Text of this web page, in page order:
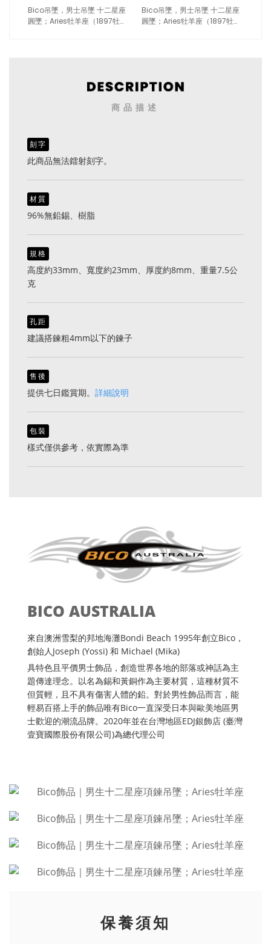
Bico吊墜，男士吊墜 十二星座
圓墜；Aries牡羊座（1897牡羊
Bico吊墜，男士吊墜 十二星座
圓墜；Aries牡羊座（1897牡羊
商品描述
刻字
此商品無法鐳射刻字。
材質
96%無鉛錫、樹脂
規格
高度約33mm、寬度約23mm、厚度約8mm、重量7.5公
克
孔距
建議搭鍊粗4mm以下的鍊子
售後
提供七日鑑賞期。 詳細說明
包裝
樣式僅供參考，依實際為準
BICO AUSTRALIA
來自澳洲雪梨的邦地海灘Bondi Beach 1995年創立Bico，
創始人Joseph (Yossi) 和 Michael (Mika)
具特色且平價男士飾品，創造世界各地的部落或神話為主
題傳達理念。以名為錫和黃銅作為主要材質，這種材質不
但質輕，且不具有傷害人體的鉛。對於男性飾品而言，能
輕易百搭上手的飾品唯有Bico一直深受日本與歐美地區男
士歡迎的潮流品牌。2020年並在台灣地區EDJ銀飾店 (臺灣
壹寶國際股份有限公司)為總代理公司
保養須知